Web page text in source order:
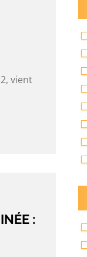
vient
: